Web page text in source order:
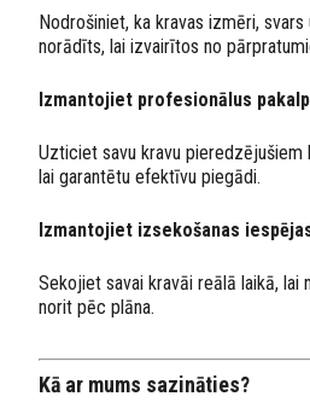
Nodrošiniet, ka kravas izmēri,
norādīts, lai izvairītos no
Izmantojiet profesionālus
Uzticiet savu kravu
lai garantētu efektīvu piegādi.
Izmantojiet izsekošanas
Sekojiet savai kravāi reālā laikā, lai
norit pēc plāna.
Kā ar mums sazināties?